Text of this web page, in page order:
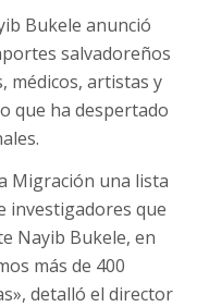
Bukele anunció
salvadoreños
médicos, artistas y
que ha despertado
Migración una lista
investigadores que
Nayib Bukele, en
más de 400
detalló el director